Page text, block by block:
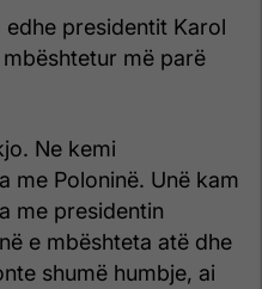
edhe presidentit Karol
më parë
Ne kemi
me Poloninë. Unë kam
me presidentin
e mbështeta atë dhe
shumë humbje, ai